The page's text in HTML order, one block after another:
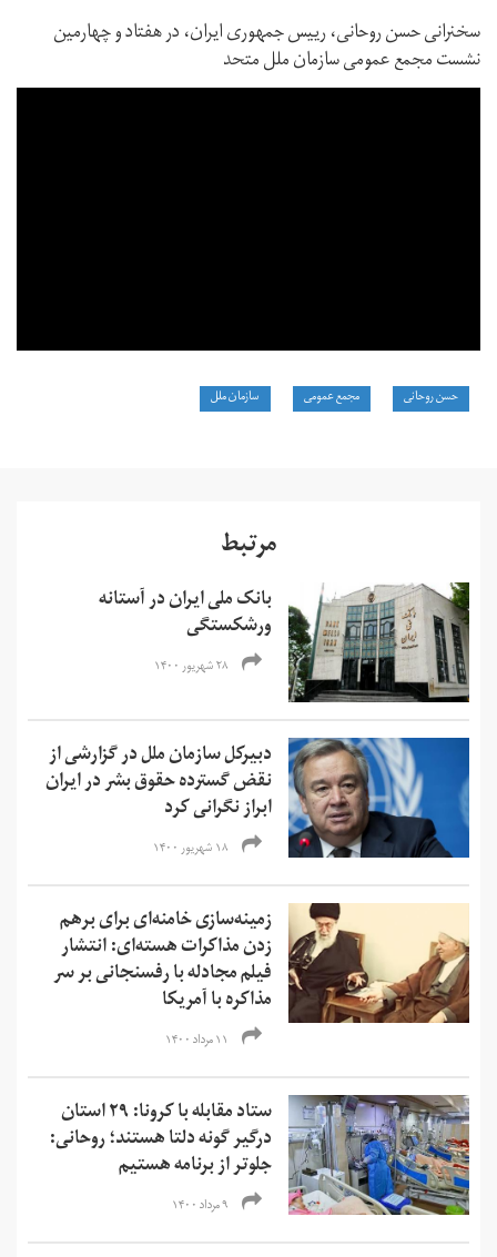
سخنرانی حسن روحانی، رییس جمهوری ایران، در هفتاد و چهارمین
نشست مجمع عمومی سازمان ملل متحد
حسن روحانی مجمع عمومی سازمان ملل
مرتبط
بانک ملی ایران در آستانه
ورشکستگی
۲۸ شهریور ۱۴۰۰
دبیرکل سازمان ملل در گزارشی از
نقض گسترده حقوق بشر در ایران
ابراز نگرانی کرد
۱۸ شهریور ۱۴۰۰
زمینه‌سازی خامنه‌ای برای برهم
زدن مذاکرات هسته‌ای: انتشار
فیلم مجادله با رفسنجانی بر سر
مذاکره با آمریکا
۱۱ مرداد ۱۴۰۰
ستاد مقابله با کرونا: ۲۹ استان
درگیر گونه دلتا هستند؛ روحانی:
جلوتر از برنامه هستیم
۹ مرداد ۱۴۰۰